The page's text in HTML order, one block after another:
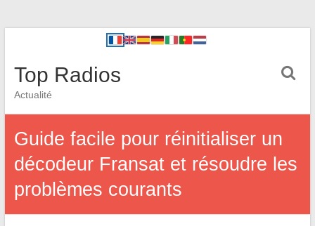
Top Radios
Actualité
Guide facile pour réinitialiser un
décodeur Fransat et résoudre les
problèmes courants